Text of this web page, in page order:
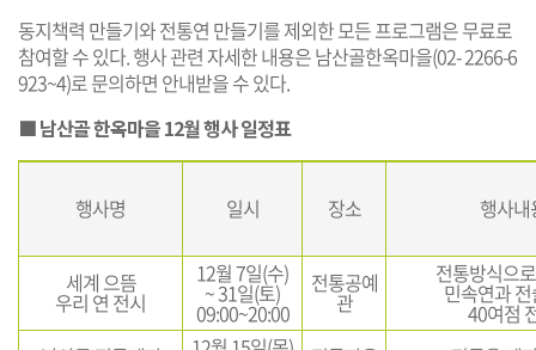
동지책력 만들기와 전통연 만들기를 제외한 모든 프로그램은 무료로
참여할 수 있다. 행사 관련 자세한 내용은 남산골한옥마을(02- 2266-6
923~4)로 문의하면 안내받을 수 있다.
■ 남산골 한옥마을 12월 행사 일정표
행사명 일시 장소 행사내
세계 으뜸
우리 연 전시
12월 7일(수)
~ 31일(토)
09:00~20:00
전통공예
관
전통방식으
민속연과
40여점